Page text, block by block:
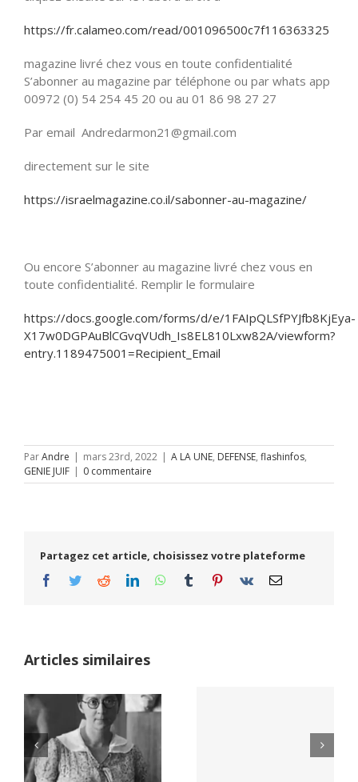
https://fr.calameo.com/read/001096500c7f116363325
magazine livré chez vous en toute confidentialité
S’abonner au magazine par téléphone ou par whats app
00972 (0) 54 254 45 20 ou au 01 86 98 27 27
Par email Andredarmon21@gmail.com
directement sur le site
https://israelmagazine.co.il/sabonner-au-magazine/
Ou encore S’abonner au magazine livré chez vous en
toute confidentialité. Remplir le formulaire
https://docs.google.com/forms/d/e/1FAIpQLSfPYJfb8KjEya-
X17w0DGPAuBlCGvqVUdh_Is8EL810Lxw82A/viewform?
entry.1189475001=Recipient_Email
ParAndre | mars 23rd, 2022 | A LA UNE, DEFENSE, flashinfos,
GENIE JUIF | 0 commentaire
Partagez cet article, choisissez votre plateforme
Facebook
TwitterRedditLinkedInWhatsApp
Tumblr Pinterest
Vk Email
Articles similaires
Netflix Field of
Dreams (1989)
Yaïr Golan : une